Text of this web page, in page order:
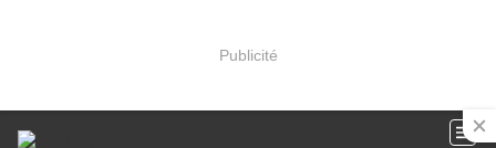
Publicité